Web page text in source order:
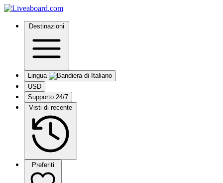
Destinazioni
Lingua
USD
Supporto 24/7
Visti di recente
Preferiti